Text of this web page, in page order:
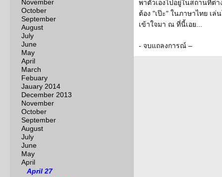
November
October
September
August
July
June
May
April
March
Febuary
Jauary 2014
December 2013
November
October
September
August
July
June
May
April
April 27
พาตัวเองไปอยู่ในสถานที่ต่
ต้อง "เป๊ะ" ในภาษาไทย เ
เข้าใจมา ณ ที่นี้เอย...
- จบแถลงการณ์ –